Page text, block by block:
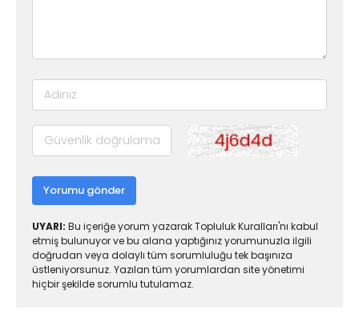
Yorumu gönder
UYARI: Bu içeriğe yorum yazarak Topluluk Kuralları'nı kabul
etmiş bulunuyor ve bu alana yaptığınız yorumunuzla ilgili
doğrudan veya dolaylı tüm sorumluluğu tek başınıza
üstleniyorsunuz. Yazılan tüm yorumlardan site yönetimi
hiçbir şekilde sorumlu tutulamaz.